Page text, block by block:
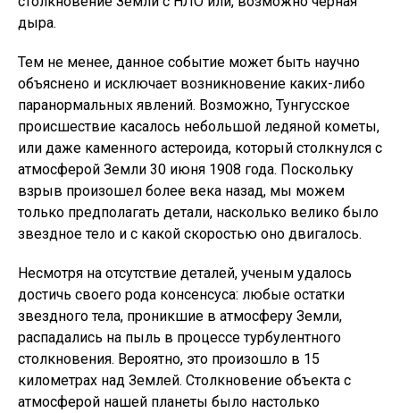
дыра.
Тем не менее, данное событие может быть научно
объяснено и исключает возникновение каких-либо
паранормальных явлений. Возможно, Тунгусское
происшествие касалось небольшой ледяной кометы,
или даже каменного астероида, который столкнулся с
атмосферой Земли 30 июня 1908 года. Поскольку
взрыв произошел более века назад, мы можем
только предполагать детали, насколько велико было
звездное тело и с какой скоростью оно двигалось.
Несмотря на отсутствие деталей, ученым удалось
достичь своего рода консенсуса: любые остатки
звездного тела, проникшие в атмосферу Земли,
распадались на пыль в процессе турбулентного
столкновения. Вероятно, это произошло в 15
километрах над Землей. Столкновение объекта с
атмосферой нашей планеты было настолько